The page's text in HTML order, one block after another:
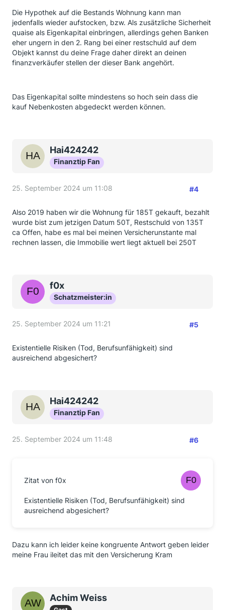
Die Hypothek auf die Bestands Wohnung kann man
jedenfalls wieder aufstocken, bzw. Als zusätzliche Sicherheit
quaise als Eigenkapital einbringen, allerdings gehen Banken
eher ungern in den 2. Rang bei einer restschuld auf dem
Objekt kannst du deine Frage daher direkt an deinen
finanzverkäufer stellen der dieser Bank angehört.
Das Eigenkapital sollte mindestens so hoch sein dass die
kauf Nebenkosten abgedeckt werden können.
Hai424242
Finanztip Fan
25. September 2024 um 11:08 #4
Also 2019 haben wir die Wohnung für 185T gekauft, bezahlt
wurde bist zum jetzigen Datum 50T, Restschuld von 135T
ca Offen, habe es mal bei meinen Versicherunstante mal
rechnen lassen, die Immobilie wert liegt aktuell bei 250T
f0x
Schatzmeister:in
25. September 2024 um 11:21 #5
Existentielle Risiken (Tod, Berufsunfähigkeit) sind
ausreichend abgesichert?
Hai424242
Finanztip Fan
25. September 2024 um 11:48 #6
Zitat von f0x
Existentielle Risiken (Tod, Berufsunfähigkeit) sind
ausreichend abgesichert?
Dazu kann ich leider keine kongruente Antwort geben leider
meine Frau ileitet das mit den Versicherung Kram
Achim Weiss